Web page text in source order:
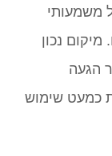
משמעותי
נכון
הגעה
כמעט שימוש